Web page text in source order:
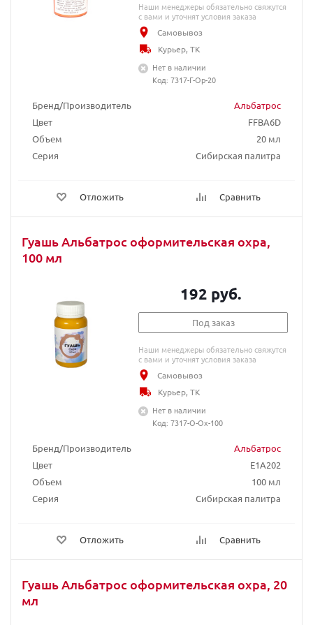
Бренд/Производитель
Альбатрос
Цвет
FFBA6D
Объем
20 мл
Серия
Сибирская палитра
Отложить Сравнить
Наши менеджеры обязательно свяжутся
с вами и уточнят условия заказа
Самовывоз
Курьер, ТК
Нет в наличии
Код: 7317-Г-Ор-20
Гуашь Альбатрос оформительская охра,
100 мл
Бренд/Производитель
Альбатрос
Цвет
E1A202
Объем
100 мл
Серия
Сибирская палитра
Отложить Сравнить
192 руб.
Под заказ
Наши менеджеры обязательно свяжутся
с вами и уточнят условия заказа
Самовывоз
Курьер, ТК
Нет в наличии
Код: 7317-О-Ох-100
Гуашь Альбатрос оформительская охра, 20
мл